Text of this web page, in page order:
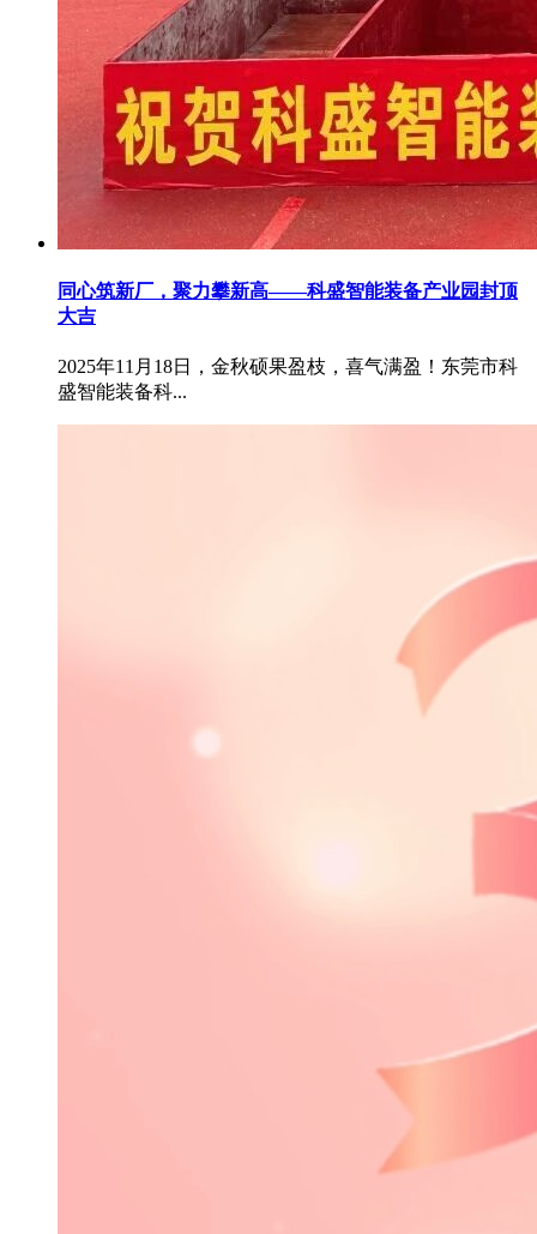
同心筑新厂，聚力攀新高——科盛智能装备产业园封顶
大吉
2025年11月18日，金秋硕果盈枝，喜气满盈！东莞市科
盛智能装备科...